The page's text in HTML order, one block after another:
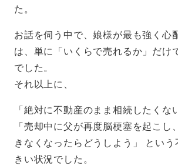
た。
お話を伺う中で、娘様が最も強く心
は、単に「いくらで売れるか」だけ
でした。
それ以上に、
「絶対に不動産のまま相続したくな
「売却中に父が再度脳梗塞を起こし
きなくなったらどうしよう」 とい
きい状況でした。